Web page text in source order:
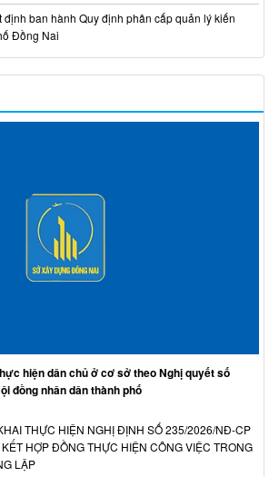
định ban hành Quy định phân cấp quản lý kiến
Đồng Nai
hiện dân chủ ở cơ sở theo Nghị quyết số
đồng nhân dân thành phố
THỰC HIỆN NGHỊ ĐỊNH SỐ 235/2026/NĐ-CP
HỢP ĐỒNG THỰC HIỆN CÔNG VIỆC TRONG
LẬP